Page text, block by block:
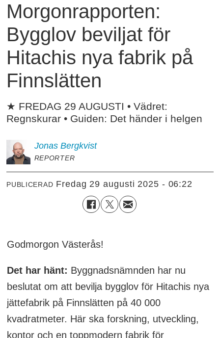
Morgonrapporten:
Bygglov beviljat för
Hitachis nya fabrik på
Finnslätten
★ FREDAG 29 AUGUSTI • Vädret:
Regnskurar • Guiden: Det händer i helgen
Jonas Bergkvist
REPORTER
PUBLICERAD fredag 29 augusti 2025 - 06:22
Godmorgon Västerås!
Det har hänt: Byggnadsnämnden har nu
beslutat om att bevilja bygglov för Hitachis nya
jättefabrik på Finnslätten på 40 000
kvadratmeter. Här ska forskning, utveckling,
kontor och en toppmodern fabrik för